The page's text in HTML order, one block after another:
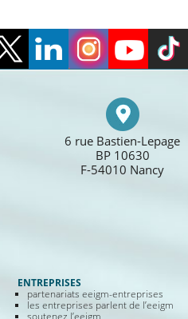
6 rue Bastien-Lepage
BP 10630
F-54010 Nancy
ENTREPRISES
partenariats eeigm-entreprises
les entreprises parlent de l’eeigm
soutenez l’eeigm